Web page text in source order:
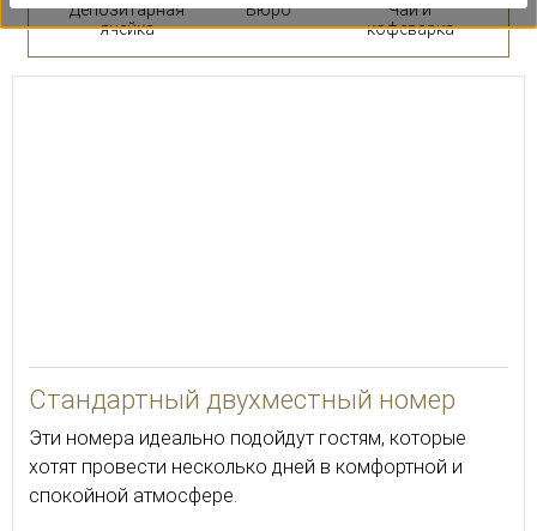
Депозитарная
ячейка
Бюро
Чай и
кофеварка
Стандартный двухместный номер
Эти номера идеально подойдут гостям, которые
хотят провести несколько дней в комфортной и
спокойной атмосфере.